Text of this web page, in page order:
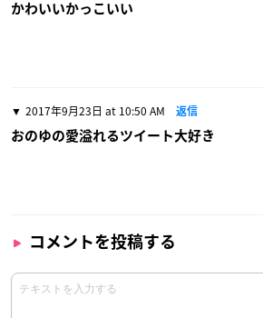
かわいいかっこいい
2017年9月23日 at 10:50 AM 返信
おのゆの愛溢れるツイート大好き
コメントを投稿する